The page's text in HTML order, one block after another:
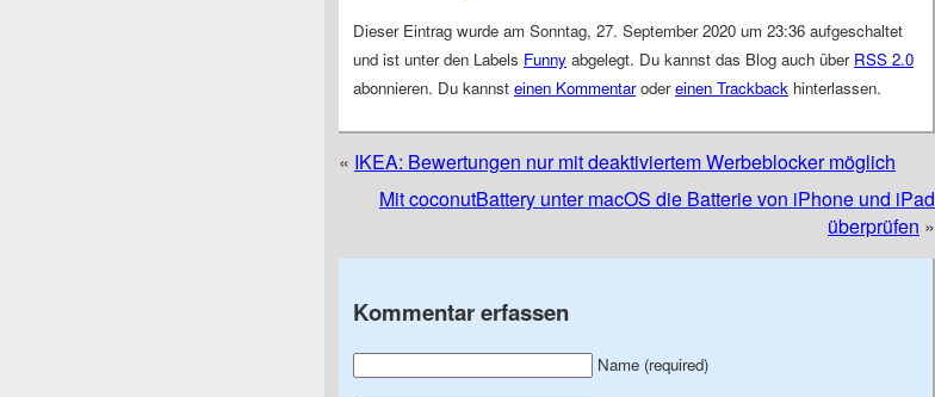
Dieser Eintrag wurde am Sonntag, 27. September 2020 um 23:36 aufgeschaltet
und ist unter den Labels Funny abgelegt. Du kannst das Blog auch über RSS 2.0
abonnieren. Du kannst einen Kommentarodereinen Trackback hinterlassen.
« IKEA: Bewertungen nur mit deaktiviertem Werbeblocker möglich
Mit coconutBattery unter macOS die Batterie von iPhone und iPad
überprüfen »
Kommentar erfassen
Name (required)